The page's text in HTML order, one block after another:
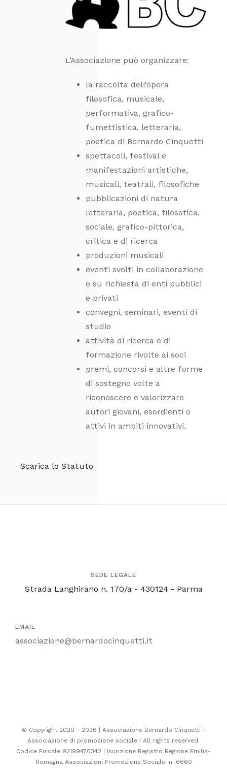
L’Associazione può organizzare:
la raccolta dell’opera
filosofica, musicale,
performativa, grafico-
fumettistica, letteraria,
poetica di Bernardo Cinquetti
spettacoli, festival e
manifestazioni artistiche,
musicali, teatrali, filosofiche
pubblicazioni di natura
letteraria, poetica, filosofica,
sociale, grafico-pittorica,
critica e di ricerca
produzioni musicali
eventi svolti in collaborazione
o su richiesta di enti pubblici
e privati
convegni, seminari, eventi di
studio
attività di ricerca e di
formazione rivolte ai soci
premi, concorsi e altre forme
di sostegno volte a
riconoscere e valorizzare
autori giovani, esordienti o
attivi in ambiti innovativi.
Scarica lo Statuto
SEDE LEGALE
Strada Langhirano n. 170/a - 430124 - Parma
EMAIL
associazione@bernardocinquetti.it
© Copyright 2020 - 2026 | Associazione Bernardo Cinquetti -
Associazione di promozione sociale | All rights reserved.
Codice Fiscale 92199470342 | Iscrizione Registro Regione Emilia-
Romagna Associazioni Promozione Sociale: n. 6660